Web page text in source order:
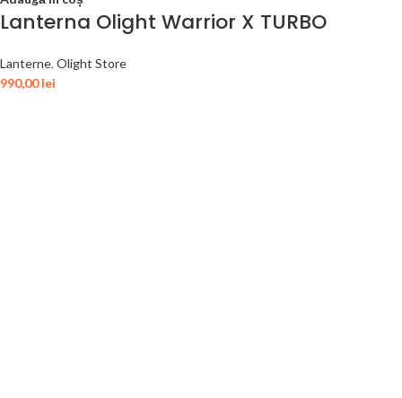
Lanterna Olight Warrior X TURBO
Lanterne, Olight Store
990,00lei